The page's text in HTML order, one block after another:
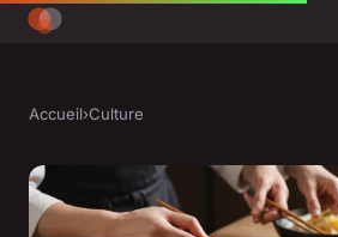
Accueil›Culture